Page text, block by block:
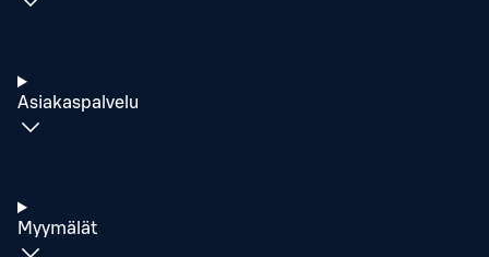
Asiakaspalvelu
Myymälät